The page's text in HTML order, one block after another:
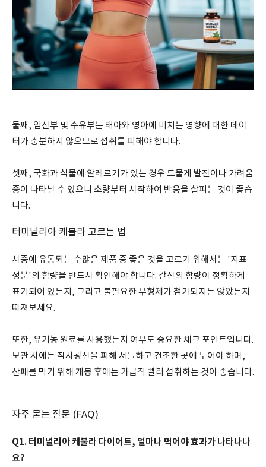
둘째, 임산부 및 수유부는 태아와 영아에 미치는 영향에 대한 데이
터가 충분하지 않으므로 섭취를 피해야 합니다.
셋째, 국화과 식물에 알레르기가 있는 경우 드물게 발진이나 가려움
증이 나타날 수 있으니 소량부터 시작하여 반응을 살피는 것이 좋습
니다.
터미널리아 케불라 고르는 법
시중에 유통되는 수많은 제품 중 좋은 것을 고르기 위해서는 '지표
성분'의 함량을 반드시 확인해야 합니다. 갈산의 함량이 정확하게
표기되어 있는지, 그리고 불필요한 부형제가 첨가되지는 않았는지
따져보세요.
또한, 유기농 원료를 사용했는지 여부도 중요한 체크 포인트입니다.
보관 시에는 직사광선을 피해 서늘하고 건조한 곳에 두어야 하며,
산패를 막기 위해 개봉 후에는 가급적 빨리 섭취하는 것이 좋습니다.
자주 묻는 질문 (FAQ)
Q1. 터미널리아 케불라 다이어트, 얼마나 먹어야 효과가 나타나나
요?